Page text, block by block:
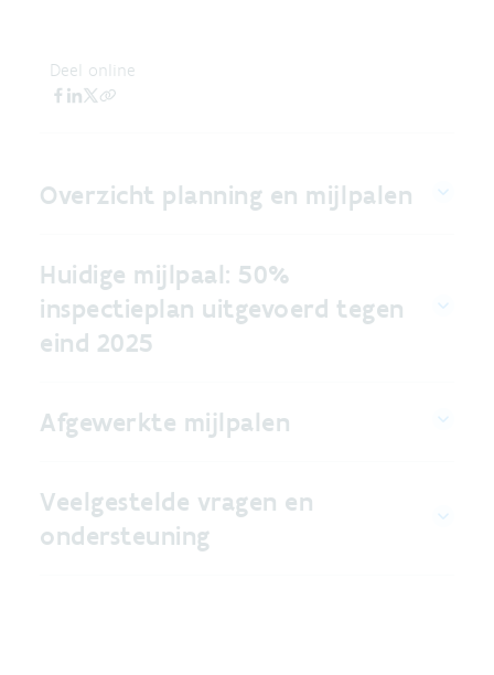
Deel online
Overzicht planning en mijlpalen
Huidige mijlpaal: 50%
inspectieplan uitgevoerd tegen
eind 2025
Afgewerkte mijlpalen
Veelgestelde vragen en
ondersteuning